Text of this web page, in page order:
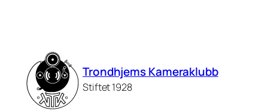
Trondhjems Kameraklubb
Stiftet 1928